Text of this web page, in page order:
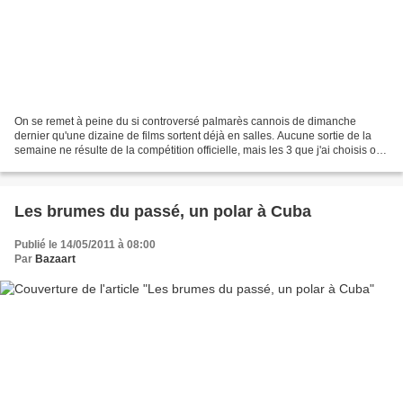
On se remet à peine du si controversé palmarès cannois de dimanche
dernier qu'une dizaine de films sortent déjà en salles. Aucune sortie de la
semaine ne résulte de la compétition officielle, mais les 3 que j'ai choisis ont
Les brumes du passé, un polar à Cuba
Publié le 14/05/2011 à 08:00
Par Bazaart